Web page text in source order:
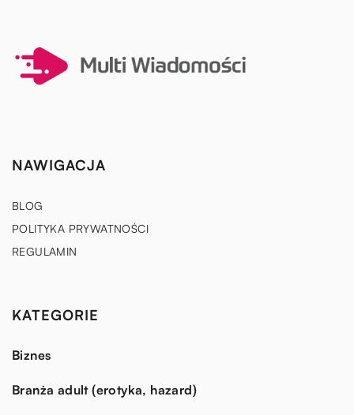
NAWIGACJA
BLOG
POLITYKA PRYWATNOŚCI
REGULAMIN
KATEGORIE
Biznes
Branża adult (erotyka, hazard)